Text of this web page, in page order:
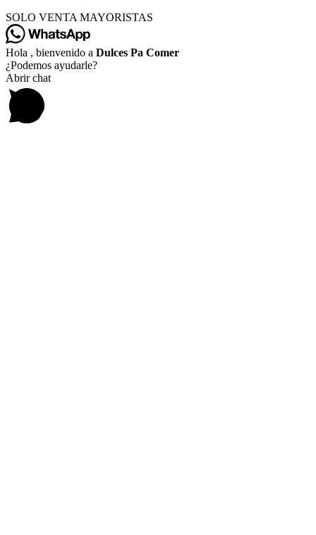
SOLO VENTA MAYORISTAS
Hola , bienvenido a Dulces Pa Comer
¿Podemos ayudarle?
Abrir chat